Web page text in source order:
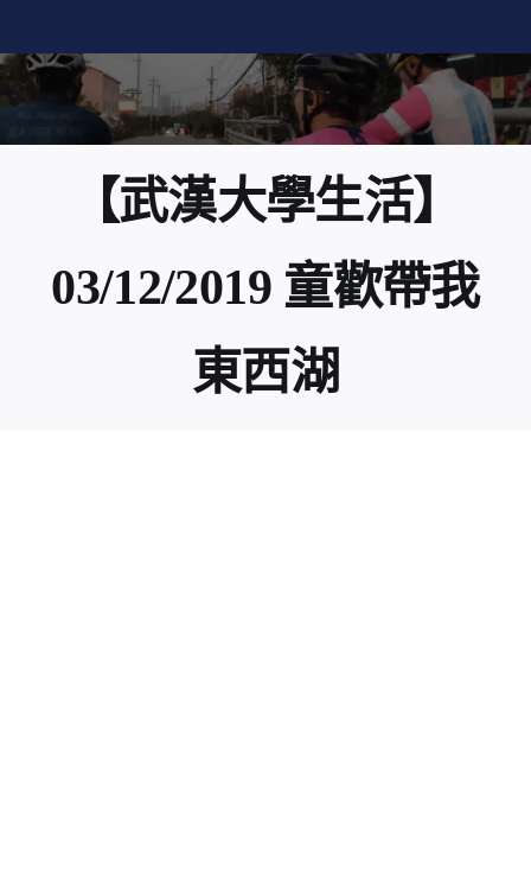
content
【武漢大學生活】
03/12/2019 童歡帶我
東西湖